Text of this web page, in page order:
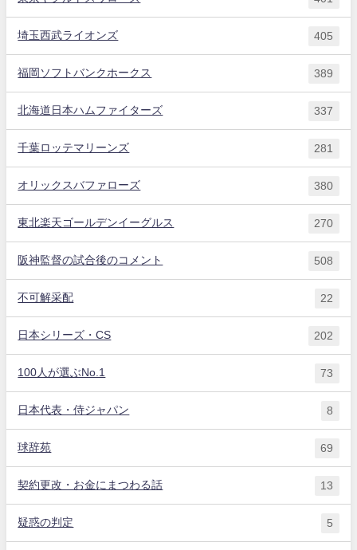
埼玉西武ライオンズ 405
福岡ソフトバンクホークス 389
北海道日本ハムファイターズ 337
千葉ロッテマリーンズ 281
オリックスバファローズ 380
東北楽天ゴールデンイーグルス 270
阪神監督の試合後のコメント 508
不可解采配 22
日本シリーズ・CS 202
100人が選ぶNo.1 73
日本代表・侍ジャパン 8
球辞苑 69
契約更改・お金にまつわる話 13
疑惑の判定 5